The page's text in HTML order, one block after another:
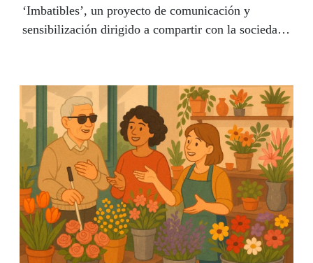
‘Imbatibles’, un proyecto de comunicación y
sensibilización dirigido a compartir con la sociedad
primera tribuna de Firma Invitada del nuevo año
Díaz de la Guardia explica la singularidad de este
nuevo espacio de concienciación social que
recorrerá Andalucía en este 2026.